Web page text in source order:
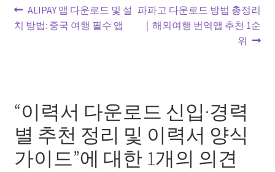
글
탐
이
전
ALIPAY 앱 다운로드 및 설
치 방법: 중국 여행 필수 앱
다
음
파파고 다운로드 방법 총정리
｜해외여행 번역앱 추천 1순
위
“이력서 다운로드 신입·경력
별 추천 정리 및 이력서 양식
가이드”에 대한 1개의 의견